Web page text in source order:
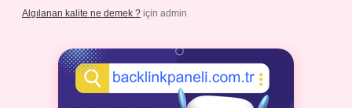
Algılanan kalite ne demek ? için admin